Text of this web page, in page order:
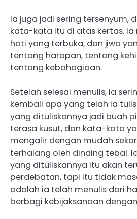
Ia juga jadi sering tersenyum,
kata-kata itu di atas kertas. Ia
hati yang terbuka, dan jiwa
tentang harapan, tentang
tentang kebahagiaan.
Setelah selesai menulis, ia
kembali apa yang telah ia
yang dituliskannya jadi buah
terasa kusut, dan kata-kata
mengalir dengan mudah
terhalang oleh dinding tebal.
yang dituliskannya itu akan
perdebatan, tapi itu tidak
adalah ia telah menulis dari
berbagi kebijaksanaan